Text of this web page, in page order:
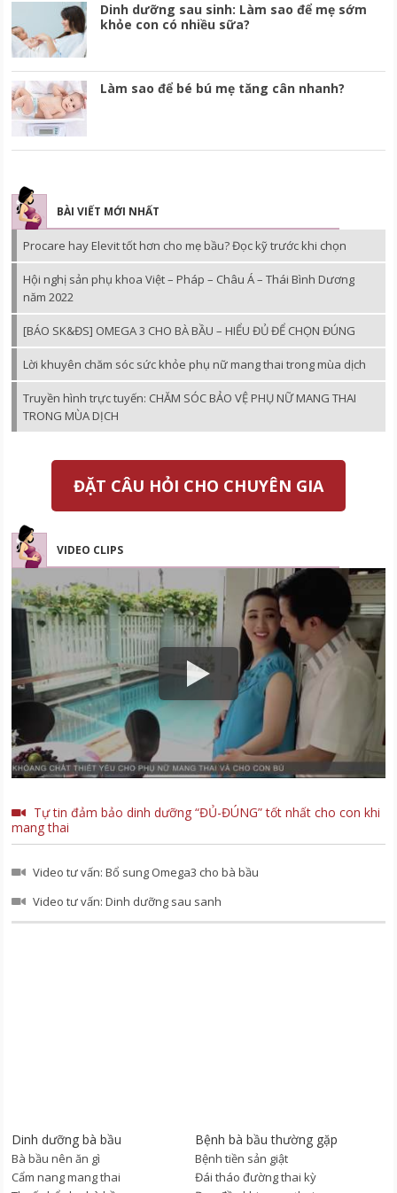
Dinh dưỡng sau sinh: Làm sao để mẹ sớm
khỏe con có nhiều sữa?
Làm sao để bé bú mẹ tăng cân nhanh?
BÀI VIẾT MỚI NHẤT
Procare hay Elevit tốt hơn cho mẹ bầu? Đọc kỹ trước khi chọn
Hội nghị sản phụ khoa Việt – Pháp – Châu Á – Thái Bình Dương
năm 2022
[BÁO SK&ĐS] OMEGA 3 CHO BÀ BẦU – HIỂU ĐỦ ĐỂ CHỌN ĐÚNG
Lời khuyên chăm sóc sức khỏe phụ nữ mang thai trong mùa dịch
Truyền hình trực tuyến: CHĂM SÓC BẢO VỆ PHỤ NỮ MANG THAI
TRONG MÙA DỊCH
ĐẶT CÂU HỎI CHO CHUYÊN GIA
VIDEO CLIPS
Tự tin đảm bảo dinh dưỡng “ĐỦ-ĐÚNG” tốt nhất cho con khi
mang thai
Video tư vấn: Bổ sung Omega3 cho bà bầu
Video tư vấn: Dinh dưỡng sau sanh
Dinh dưỡng bà bầu
Bà bầu nên ăn gì
Cẩm nang mang thai
Bệnh bà bầu thường gặp
Bệnh tiền sản giật
Đái tháo đường thai kỳ